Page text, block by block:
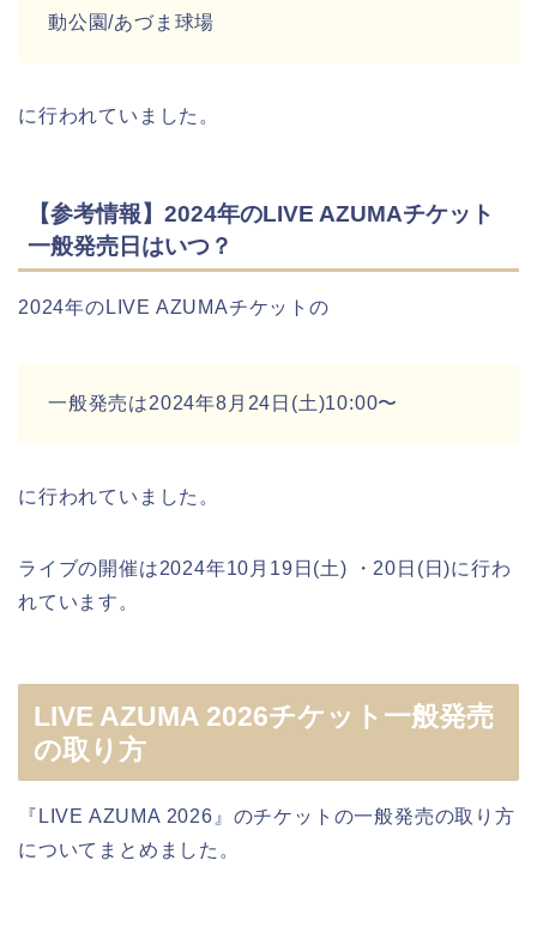
動公園/あづま球場
に行われていました。
【参考情報】2024年のLIVE AZUMAチケット
一般発売日はいつ？
2024年のLIVE AZUMAチケットの
一般発売は2024年8月24日(土)10:00〜
に行われていました。
ライブの開催は2024年10月19日(土) ・20日(日)に行わ
れています。
LIVE AZUMA 2026チケット一般発売
の取り方
『LIVE AZUMA 2026』のチケットの一般発売の取り方
についてまとめました。